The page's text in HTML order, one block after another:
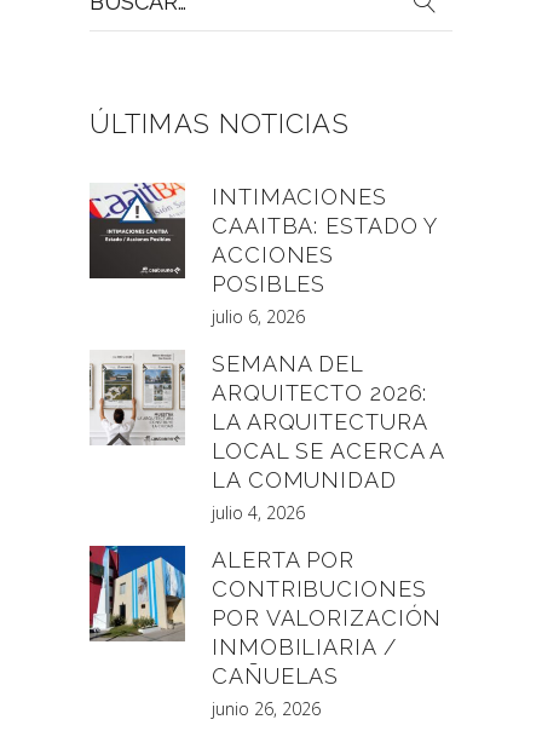
por:
ÚLTIMAS NOTICIAS
INTIMACIONES
CAAITBA: ESTADO Y
ACCIONES
POSIBLES
julio 6, 2026
SEMANA DEL
ARQUITECTO 2026:
LA ARQUITECTURA
LOCAL SE ACERCA A
LA COMUNIDAD
julio 4, 2026
ALERTA POR
CONTRIBUCIONES
POR VALORIZACIÓN
INMOBILIARIA /
CAÑUELAS
junio 26, 2026